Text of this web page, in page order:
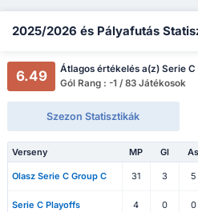
2025/2026 és Pályafutás
6.49
Átlagos értékelés a(z) Serie
Gól Rang : -1 / 83 Játékosok
Szezon Statisztikák
Verseny MP Gl As
Olasz Serie C Group C 31 3 5
Serie C Playoffs 4 0 0